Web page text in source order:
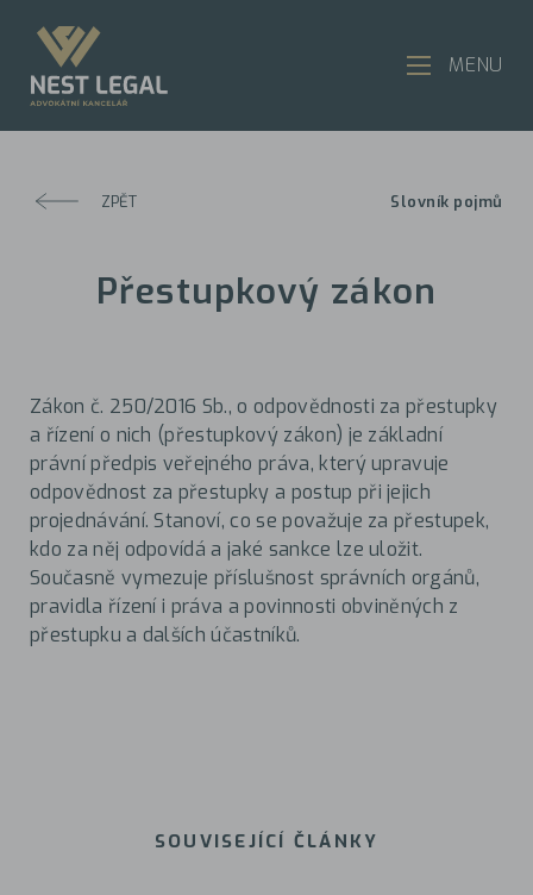
ZPĚT Slovník pojmů
Přestupkový zákon
Zákon č. 250/2016 Sb., o odpovědnosti za přestupky
a řízení o nich (přestupkový zákon) je základní
právní předpis veřejného práva, který upravuje
odpovědnost za přestupky a postup při jejich
projednávání. Stanoví, co se považuje za přestupek,
kdo za něj odpovídá a jaké sankce lze uložit.
Současně vymezuje příslušnost správních orgánů,
pravidla řízení i práva a povinnosti obviněných z
přestupku a dalších účastníků.
SOUVISEJÍCÍ ČLÁNKY
MENU